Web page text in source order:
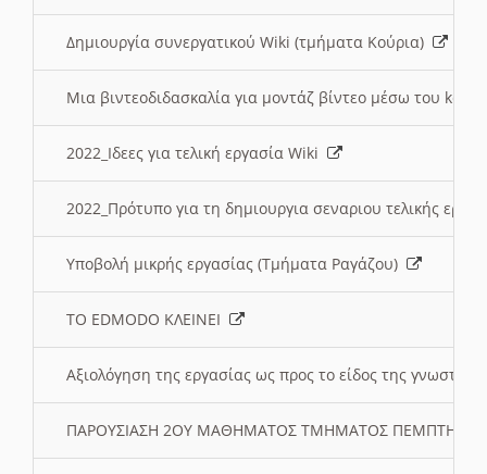
Δημιουργία συνεργατικού Wiki (τμήματα Κούρια)
Μια βιντεοδιδασκαλία για μοντάζ βίντεο μέσω του
2022_Ιδεες για τελική εργασία Wiki
2022_Πρότυπο για τη δημιουργια σεναριου τελικής
Υποβολή μικρής εργασίας (Τμήματα Ραγάζου)
ΤΟ EDMODO ΚΛΕΙΝΕΙ
Αξιολόγηση της εργασίας ως προς το είδος της
ΠΑΡΟΥΣΙΑΣΗ 2ΟΥ ΜΑΘΗΜΑΤΟΣ ΤΜΗΜΑΤΟΣ